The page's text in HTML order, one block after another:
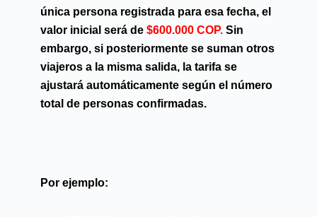
única persona registrada para esa fecha, el
valor inicial será de $600.000 COP.Sin
embargo, si posteriormente se suman otros
viajeros a la misma salida, la tarifa se
ajustará automáticamente según el número
total de personas confirmadas.
Por ejemplo: